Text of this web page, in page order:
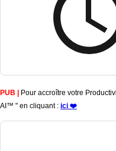
PUB |
Pour accroître votre
AI™ " en cliquant : ici ❤️